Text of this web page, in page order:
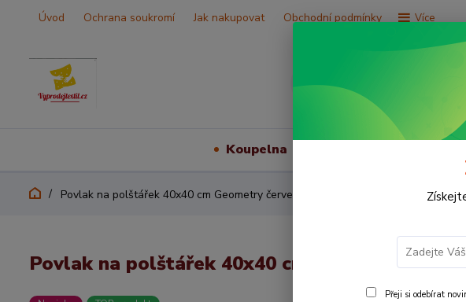
Úvod Ochrana soukromí Jak nakupovat Obchodní podmínky Více
Koupelna
Povlak na polštářek 40x40 cm Geometry červený
Povlak na polštářek 40x40 cm Geometry
Přeji si odebírat